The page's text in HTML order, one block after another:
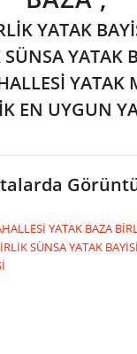
YATAK
YATAK
YATAK
EN UYGUN
YATAK BAZA
SÜNSA YATAK BAYİSİ